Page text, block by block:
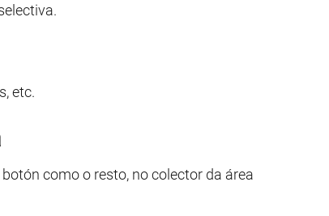
etc.
como o resto, no colector da área